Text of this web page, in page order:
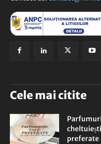
Cele mai citite
preferate